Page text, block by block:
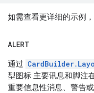
如需查看更详细的示例
ALERT
通过
型图标 主要讯息和脚注
重要信息性消息、警告或